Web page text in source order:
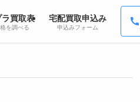
ラ買取表
を調べる
宅配買取申込み
申込みフォーム